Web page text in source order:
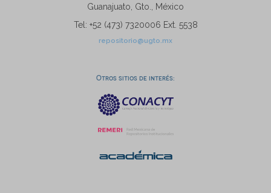
Guanajuato, Gto., México
Tel: +52 (473) 7320006 Ext. 5538
repositorio@ugto.mx
Otros sitios de interés: